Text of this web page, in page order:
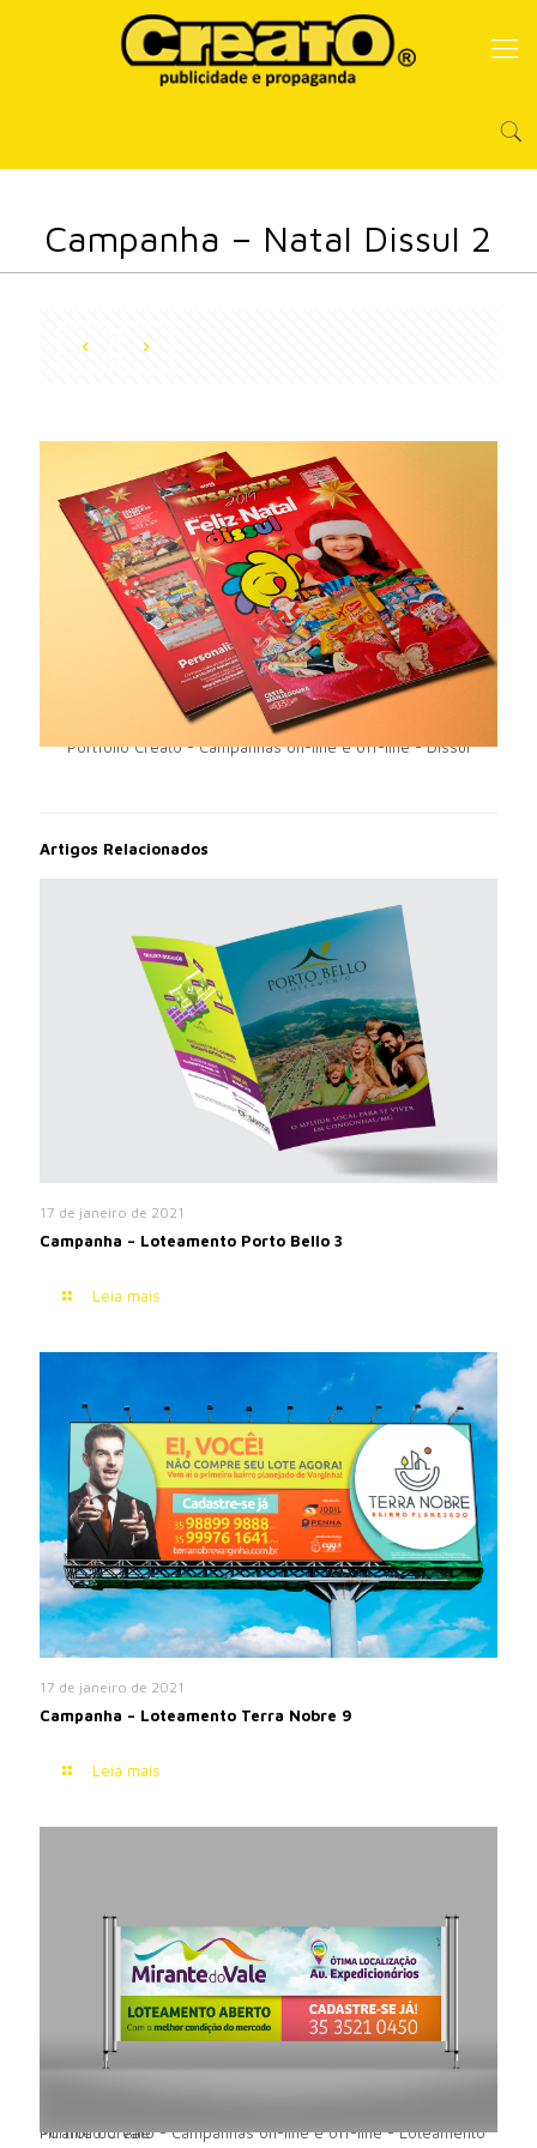
Campanha – Natal Dissul 2
Portfólio Creato - Campanhas on-line e off-line - Dissul
Artigos Relacionados
17 de janeiro de 2021
Campanha – Loteamento Porto Bello 3
Leia mais
17 de janeiro de 2021
Campanha – Loteamento Terra Nobre 9
Leia mais
Portfólio Creato - Campanhas on-line e off-line - Loteamento Mirante do Vale